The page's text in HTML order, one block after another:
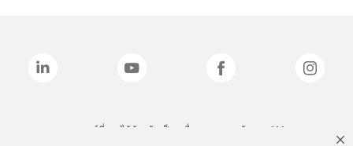
แบรนด์ที่ระบุไว้ข้างต้นเป็นเครื่องหมายการค้าของ 3M